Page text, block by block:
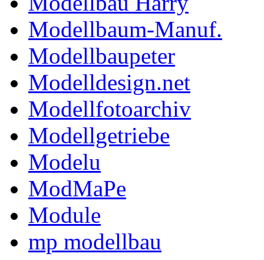
Modellbaum-Manuf.
Modellbaupeter
Modelldesign.net
Modellfotoarchiv
Modellgetriebe
Modelu
ModMaPe
Module
mp modellbau